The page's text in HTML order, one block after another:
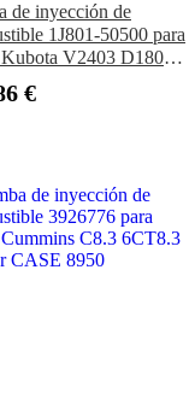
de inyección de
1J801-50500 para
V2403 D1803,
L3301, L3302, L3560,
€